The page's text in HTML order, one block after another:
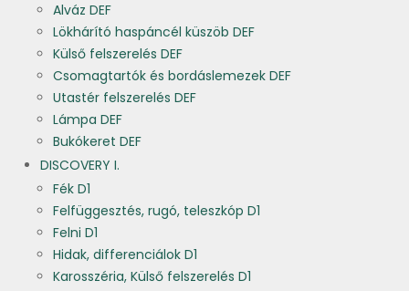
Alváz DEF
Lökhárító haspáncél küszöb DEF
Külső felszerelés DEF
Csomagtartók és bordáslemezek DEF
Utastér felszerelés DEF
Lámpa DEF
Bukókeret DEF
DISCOVERY I.
Fék D1
Felfüggesztés, rugó, teleszkóp D1
Felni D1
Hidak, differenciálok D1
Karosszéria, Külső felszerelés D1